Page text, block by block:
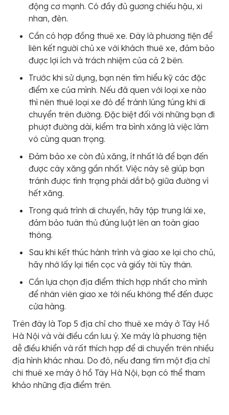
động cơ mạnh. Có đầy đủ gương chiếu hậu, xi
nhan, đèn.
Cần có hợp đồng thuê xe. Đây là phương tiện để
liên kết người chủ xe với khách thuê xe, đảm bảo
được lợi ích và trách nhiệm của cả 2 bên.
Trước khi sử dụng, bạn nên tìm hiểu kỹ các đặc
điểm xe của mình. Nếu đã quen với loại xe nào
thì nên thuê loại xe đó để tránh lúng túng khi di
chuyển trên đường. Đặc biệt đối với những bạn đi
phượt đường dài, kiểm tra bình xăng là việc làm
vô cùng quan trọng.
Đảm bảo xe còn đủ xăng, ít nhất là để bạn đến
được cây xăng gần nhất. Việc này sẽ giúp bạn
tránh được tình trạng phải dắt bộ giữa đường vì
hết xăng.
Trong quá trình di chuyển, hãy tập trung lái xe,
đảm bảo tuân thủ đúng luật lên an toàn giao
thông.
Sau khi kết thúc hành trình và giao xe lại cho chủ,
hãy nhớ lấy lại tiền cọc và giấy tời tùy thân.
Cần lựa chọn địa điểm thích hợp nhất cho mình
để nhân viên giao xe tới nếu không thể đến được
cửa hàng.
Trên đây là Top 5 địa chỉ cho thuê xe máy ở Tây Hồ
Hà Nội và vài điều cần lưu ý. Xe máy là phương tiện
dễ điều khiển và rất thích hợp để di chuyển trên nhiều
địa hình khác nhau. Do đó, nếu đang tìm một địa chỉ
chi thuê xe máy ở hồ Tây Hà Nội, bạn có thể tham
khảo những địa điểm trên.